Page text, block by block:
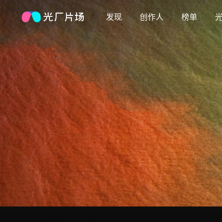
发现 创作人 榜单